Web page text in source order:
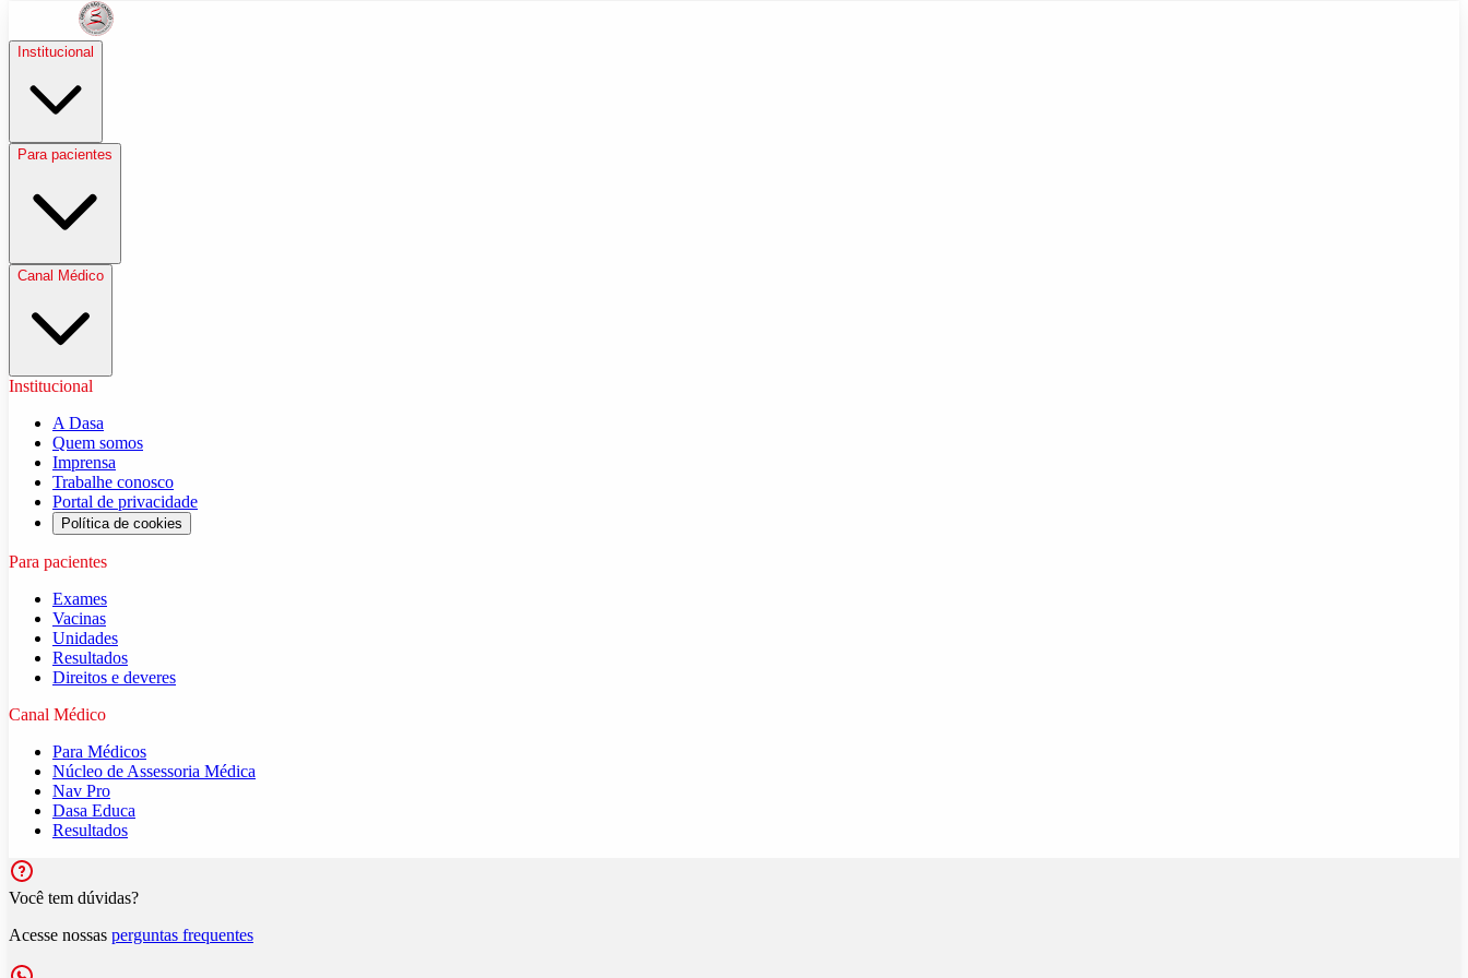
Institucional
Para pacientes
Canal Médico
Institucional
A Dasa
Quem somos
Imprensa
Trabalhe conosco
Portal de privacidade
Política de cookies
Para pacientes
Exames
Vacinas
Unidades
Resultados
Direitos e deveres
Canal Médico
Para Médicos
Núcleo de Assessoria Médica
Nav Pro
Dasa Educa
Resultados
Você tem dúvidas?
Acesse nossas perguntas frequentes